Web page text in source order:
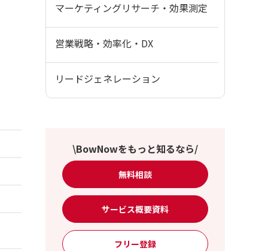
マーケティングリサーチ・効果測定
営業戦略・効率化・DX
リードジェネレーション
\BowNowをもっと知るなら/
無料相談
サービス概要資料
フリー登録